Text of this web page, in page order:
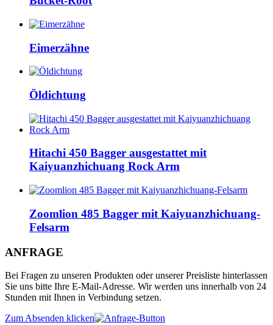
Eimerzähne
Öldichtung
Hitachi 450 Bagger ausgestattet mit
Kaiyuanzhichuang Rock Arm
Zoomlion 485 Bagger mit Kaiyuanzhichuang-
Felsarm
ANFRAGE
Bei Fragen zu unseren Produkten oder unserer Preisliste hinterlassen
Sie uns bitte Ihre E-Mail-Adresse. Wir werden uns innerhalb von 24
Stunden mit Ihnen in Verbindung setzen.
Zum Absenden klicken